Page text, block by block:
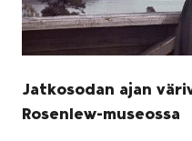
Jatkosodan ajan
Rosenlew-museossa